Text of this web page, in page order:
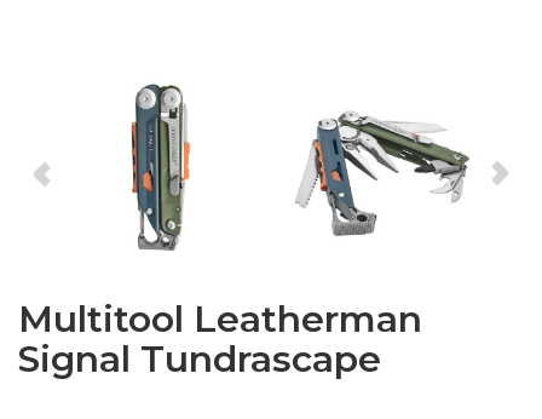
Multitool Leatherman
Signal Tundrascape